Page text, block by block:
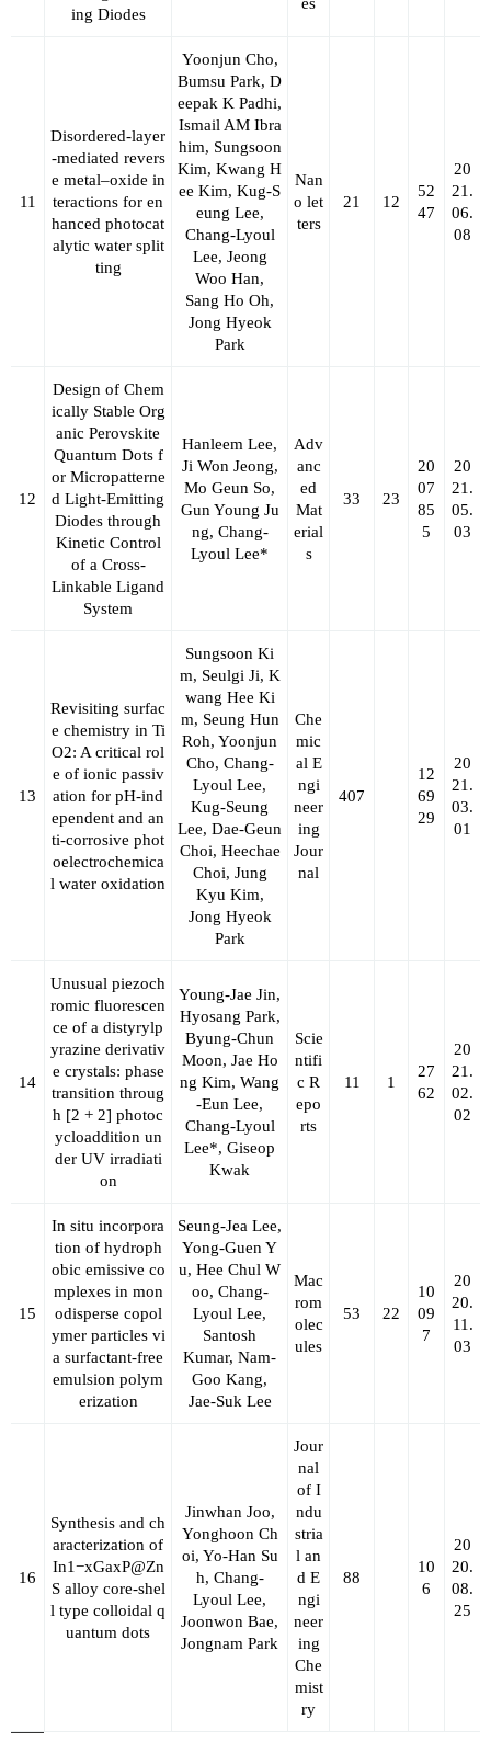
ing Diodes
11
Disordered-layer
-mediated revers
e metal–oxide in
teractions for en
hanced photocat
alytic water split
ting
Yoonjun Cho,
Bumsu Park, D
eepak K Padhi,
Ismail AM Ibra
him, Sungsoon
Kim, Kwang H
ee Kim, Kug-S
eung Lee,
Chang-Lyoul
Lee, Jeong
Woo Han,
Sang Ho Oh,
Jong Hyeok
Park
Nan
o let
ters
21 12
52
47
20
21.
06.
08
12
Design of Chem
ically Stable Org
anic Perovskite
Quantum Dots f
or Micropatterne
d Light‐Emitting
Diodes through
Kinetic Control
of a Cross‐
Linkable Ligand
System
Hanleem Lee,
Ji Won Jeong,
Mo Geun So,
Gun Young Ju
ng, Chang‐
Lyoul Lee*
Adv
anc
ed
Mat
erial
s
33 23
20
07
85
5
20
21.
05.
03
13
Revisiting surfac
e chemistry in Ti
O2: A critical rol
e of ionic passiv
ation for pH-ind
ependent and an
ti-corrosive phot
oelectrochemica
l water oxidation
Sungsoon Ki
m, Seulgi Ji, K
wang Hee Ki
m, Seung Hun
Roh, Yoonjun
Cho, Chang-
Lyoul Lee,
Kug-Seung
Lee, Dae-Geun
Choi, Heechae
Choi, Jung
Kyu Kim,
Jong Hyeok
Park
Che
mic
al E
ngi
neer
ing
Jour
nal
407
12
69
29
20
21.
03.
01
14
Unusual piezoch
romic fluorescen
ce of a distyrylp
yrazine derivativ
e crystals: phase
transition throug
h [2 + 2] photoc
ycloaddition un
der UV irradiati
on
Young-Jae Jin,
Hyosang Park,
Byung-Chun
Moon, Jae Ho
ng Kim, Wang
-Eun Lee,
Chang-Lyoul
Lee*, Giseop
Kwak
Scie
ntifi
c R
epo
rts
11 1
27
62
20
21.
02.
02
15
In situ incorpora
tion of hydroph
obic emissive co
mplexes in mon
odisperse copol
ymer particles vi
a surfactant-free
emulsion polym
erization
Seung-Jea Lee,
Yong-Guen Y
u, Hee Chul W
oo, Chang-
Lyoul Lee,
Santosh
Kumar, Nam-
Goo Kang,
Jae-Suk Lee
Mac
rom
olec
ules
53 22
10
09
7
20
20.
11.
03
16
Synthesis and ch
aracterization of
In1−xGaxP@Zn
S alloy core-shel
l type colloidal q
uantum dots
Jinwhan Joo,
Yonghoon Ch
oi, Yo-Han Su
h, Chang-
Lyoul Lee,
Joonwon Bae,
Jongnam Park
Jour
nal
of I
ndu
stria
l an
d E
ngi
neer
ing
Che
mist
ry
88
10
6
20
20.
08.
25